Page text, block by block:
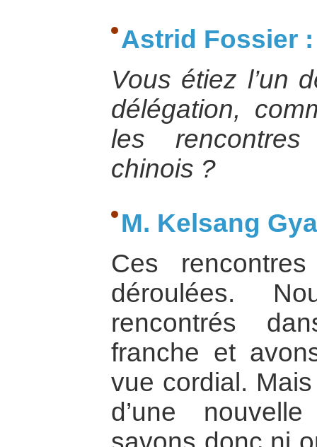
Astrid Fossier :
Vous étiez l’un
délégation,
les
chinois ?
M. Kelsang
Ces
déroulées.
rencontrés
franche et
vue cordial.
d’une